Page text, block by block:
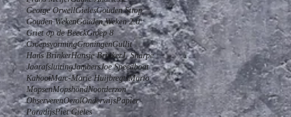
George OrwellGielesGouden Strop
Gouden WekenGouden Weken 2.0
Griet op de BeeckGroep 8
GroepsvormingGroningenGullit
Hans BrinkerHansje BrinkerJ. Sharpe
JaarafsluitingJambersJoe Speedboat
KahootMarc-Marie HuijbregtsMario
MopsenMopshondNoorderzon
ObserverenOerolOnderwijsPapier
ParadijsPiet Gieles